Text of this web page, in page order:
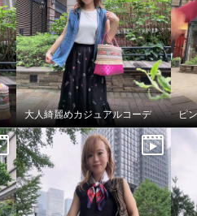
大人綺麗めカジュアルコーデ ピ